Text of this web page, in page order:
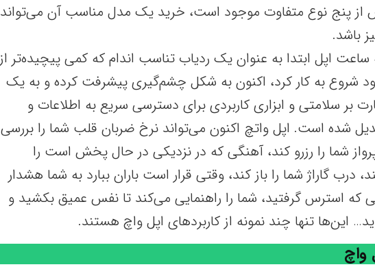
از پنج نوع متفاوت موجود است، خرید یک مدل مناسب آن می‌تواند
باشد.
اپل ابتدا به عنوان یک ردیاب تناسب اندام که کمی پیچیده‌تر از
شروع به کار کرد، اکنون به شکل چشم‌گیری پیشرفت کرده و به یک
بر سلامتی و ابزاری کاربردی برای دسترسی سریع به اطلاعات و
شده است. اپل واتچ اکنون می‌تواند نرخ ضربان قلب شما را بررسی
شما را رزرو کند، آهنگی که در نزدیکی در حال پخش است را
درب گاراژ شما را باز کند، وقتی قرار است باران ببارد به شما هشدار
که استرس گرفتید، شما را راهنمایی می‌کند تا نفس عمیق بکشید و
این‌ها تنها چند نمونه از کاربرد‌های اپل واچ هستند.